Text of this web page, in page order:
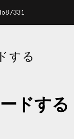
する
ドする